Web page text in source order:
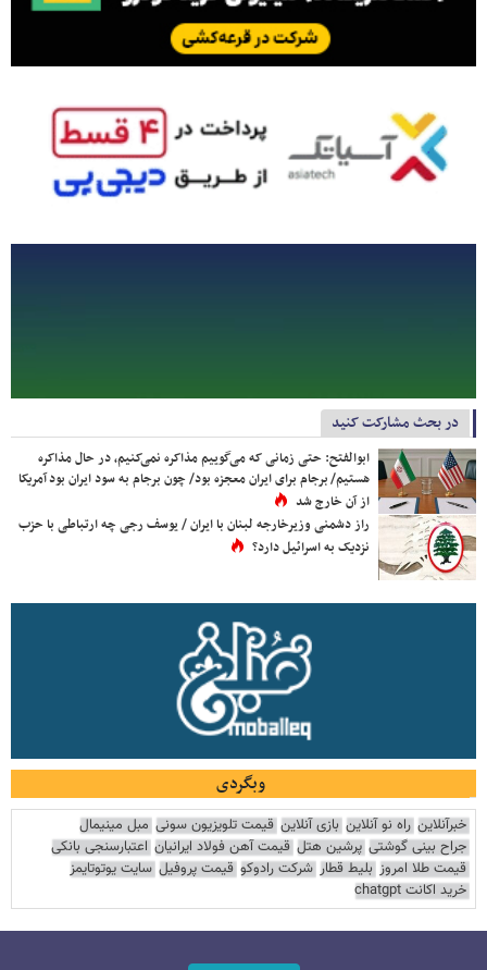
در بحث مشارکت کنید
ابوالفتح: حتی زمانی که می‌گوییم مذاکره نمی‌کنیم، در حال مذاکره
هستیم/ برجام برای ایران معجزه بود/ چون برجام به سود ایران بود آمریکا
از آن خارج شد
راز دشمنی وزیرخارجه لبنان با ایران / یوسف رجی چه ارتباطی با حزب
نزدیک به اسرائیل دارد؟
وبگردی
خبرآنلاین راه نو آنلاین بازی آنلاین قیمت تلویزیون سونی مبل مینیمال
جراح بینی گوشتی پرشین هتل قیمت آهن فولاد ایرانیان اعتبارسنجی بانکی
قیمت طلا امروز بلیط قطار شرکت رادوکو قیمت پروفیل سایت یوتوتایمز
خرید اکانت chatgpt